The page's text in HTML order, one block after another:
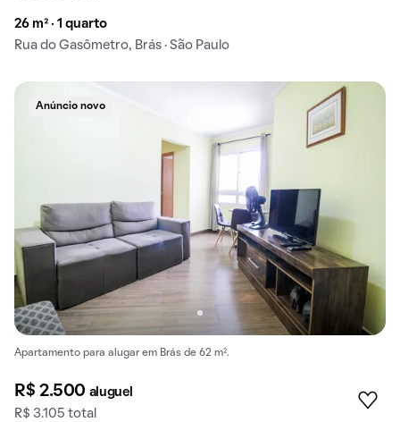
26 m² · 1 quarto
Rua do Gasômetro, Brás · São Paulo
Anúncio novo
Apartamento para alugar em Brás de 62 m².
R$ 2.500 aluguel
R$ 3.105 total